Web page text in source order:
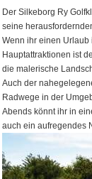
Der Silkeborg Ry
seine
Wenn ihr einen Urlaub
Hauptattraktionen ist
die malerische
Auch der
Radwege in der
Abends könnt ihr in
auch ein aufregendes